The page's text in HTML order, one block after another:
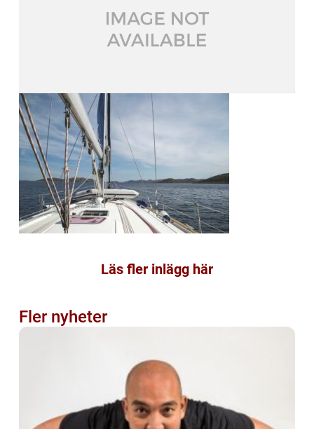
Läs fler inlägg här
Fler nyheter